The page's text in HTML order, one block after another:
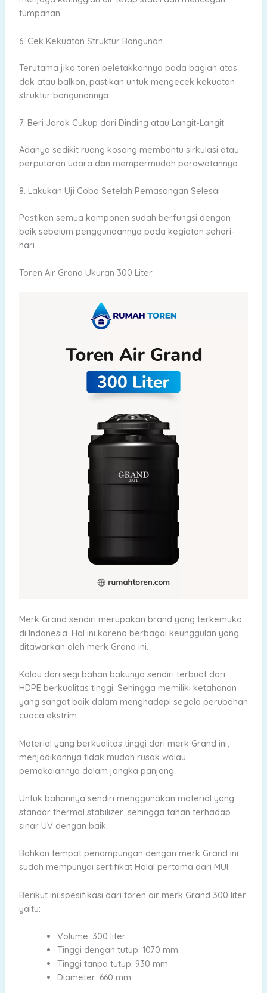
tumpahan.
6. Cek Kekuatan Struktur Bangunan
Terutama jika toren peletakkannya pada bagian atas
dak atau balkon, pastikan untuk mengecek kekuatan
struktur bangunannya.
7. Beri Jarak Cukup dari Dinding atau Langit-Langit
Adanya sedikit ruang kosong membantu sirkulasi atau
perputaran udara dan mempermudah perawatannya.
8. Lakukan Uji Coba Setelah Pemasangan Selesai
Pastikan semua komponen sudah berfungsi dengan
baik sebelum penggunaannya pada kegiatan sehari-
hari.
Toren Air Grand Ukuran 300 Liter
Merk Grand sendiri merupakan brand yang terkemuka
di Indonesia. Hal ini karena berbagai keunggulan yang
ditawarkan oleh merk Grand ini.
Kalau dari segi bahan bakunya sendiri terbuat dari
HDPE berkualitas tinggi. Sehingga memiliki ketahanan
yang sangat baik dalam menghadapi segala perubahan
cuaca ekstrim.
Material yang berkualitas tinggi dari merk Grand ini,
menjadikannya tidak mudah rusak walau
pemakaiannya dalam jangka panjang.
Untuk bahannya sendiri menggunakan material yang
standar thermal stabilizer, sehingga tahan terhadap
sinar UV dengan baik.
Bahkan tempat penampungan dengan merk Grand ini
sudah mempunyai sertifikat Halal pertama dari MUI.
Berikut ini spesifikasi dari toren air merk Grand 300 liter
yaitu:
Volume: 300 liter.
Tinggi dengan tutup: 1070 mm.
Tinggi tanpa tutup: 930 mm.
Diameter: 660 mm.